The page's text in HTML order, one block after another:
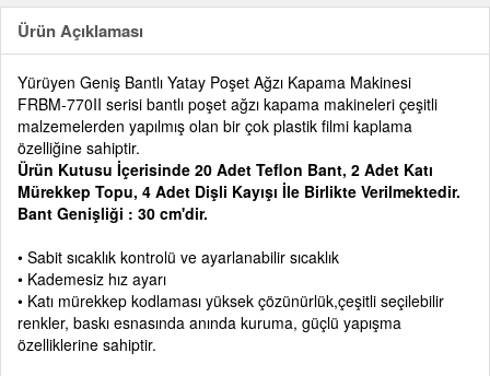
Ürün Açıklaması
Yürüyen Geniş Bantlı Yatay Poşet Ağzı Kapama Makinesi
FRBM-770II serisi bantlı poşet ağzı kapama makineleri çeşitli
malzemelerden yapılmış olan bir çok plastik filmi kaplama
özelliğine sahiptir.
Ürün Kutusu İçerisinde 20 Adet Teflon Bant, 2 Adet Katı
Mürekkep Topu, 4 Adet Dişli Kayışı İle Birlikte Verilmektedir.
Bant Genişliği : 30 cm'dir.
• Sabit sıcaklık kontrolü ve ayarlanabilir sıcaklık
• Kademesiz hız ayarı
• Katı mürekkep kodlaması yüksek çözünürlük,çeşitli seçilebilir
renkler, baskı esnasında anında kuruma, güçlü yapışma
özelliklerine sahiptir.